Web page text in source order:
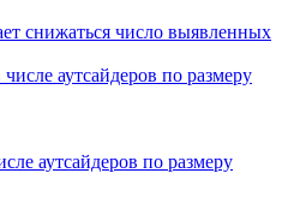
снижаться число выявленных
аутсайдеров по размеру